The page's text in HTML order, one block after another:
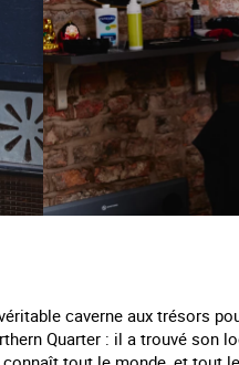
caverne aux trésors
Quarter : il a trouvé son